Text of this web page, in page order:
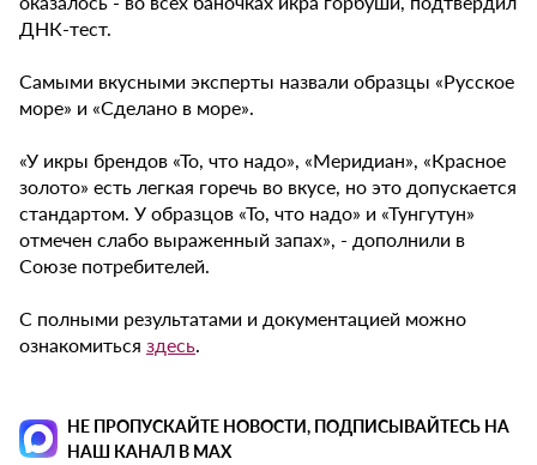
ДНК-тест.
Самыми вкусными эксперты назвали образцы «Русское
море» и «Сделано в море».
«У икры брендов «То, что надо», «Меридиан», «Красное
золото» есть легкая горечь во вкусе, но это допускается
стандартом. У образцов «То, что надо» и «Тунгутун»
отмечен слабо выраженный запах», - дополнили в
Союзе потребителей.
С полными результатами и документацией можно
ознакомиться здесь.
НЕ ПРОПУСКАЙТЕ НОВОСТИ, ПОДПИСЫВАЙТЕСЬ НА
НАШ КАНАЛ В MAX